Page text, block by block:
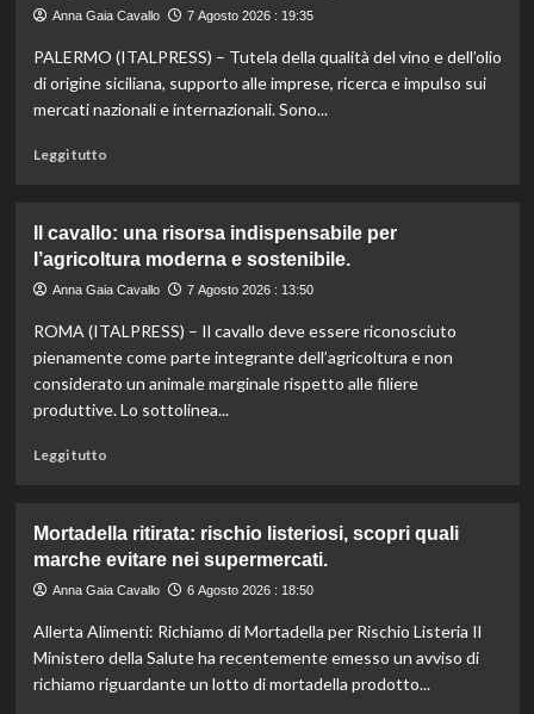
“Ricette
come
le
vite
umanitari”.
Anna Gaia Cavallo 7 Agosto 2026 : 19:35
PALERMO (ITALPRESS) – Tutela della qualità del vino e dell’olio
di origine siciliana, supporto alle imprese, ricerca e impulso sui
mercati nazionali e internazionali. Sono...
Leggi tuttoLeggi
Controllo
qualità
olio
vino:
l’IRVO
potenzia
per
Il cavallo: una risorsa indispensabile per
l’agricoltura moderna e sostenibile.
Anna Gaia Cavallo 7 Agosto 2026 : 13:50
ROMA (ITALPRESS) – Il cavallo deve essere riconosciuto
pienamente come parte integrante dell’agricoltura e non
considerato un animale marginale rispetto alle filiere
produttive. Lo sottolinea...
Leggi tuttoLeggi
Il
cavallo:
una
indispensabile
per
l’agricoltura
Mortadella ritirata: rischio listeriosi, scopri quali
marche evitare nei supermercati.
Anna Gaia Cavallo 6 Agosto 2026 : 18:50
Allerta Alimenti: Richiamo di Mortadella per Rischio Listeria Il
Ministero della Salute ha recentemente emesso un avviso di
richiamo riguardante un lotto di mortadella prodotto...